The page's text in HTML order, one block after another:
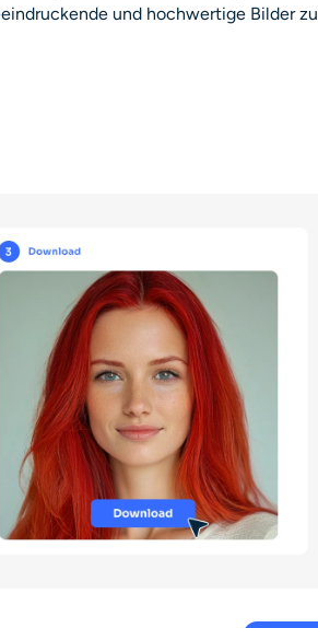
und hochwertige Bilder zu